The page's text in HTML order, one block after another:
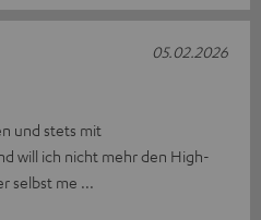
und stets mit
will ich nicht mehr den High-
selbst me
05.02.2026